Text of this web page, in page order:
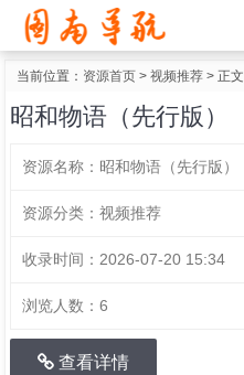
当前位置： 资源首页 > 视频推荐 > 正文
昭和物语（先行版）
资源名称： 昭和物语（先行版）
资源分类： 视频推荐
收录时间： 2026-07-20 15:34
浏览人数： 6
查看详情